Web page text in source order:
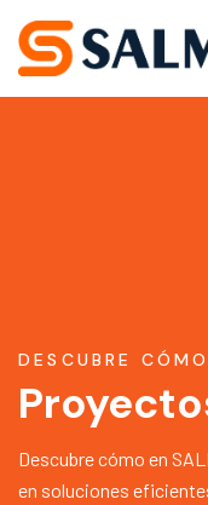
DESCUBRE
Descubre cómo en
en soluciones